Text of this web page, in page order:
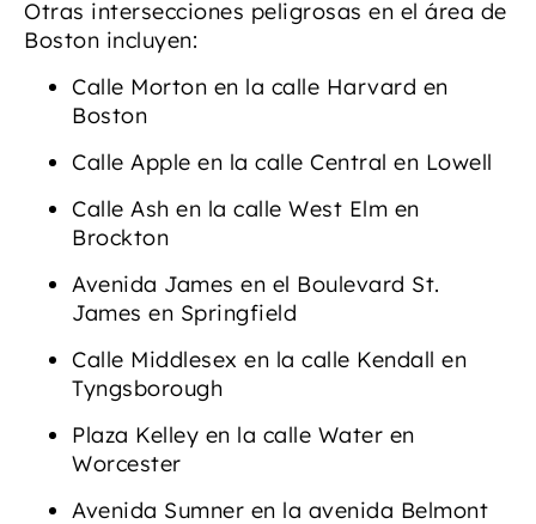
Otras intersecciones peligrosas en el área de
Boston incluyen:
Calle Morton en la calle Harvard en
Boston
Calle Apple en la calle Central en Lowell
Calle Ash en la calle West Elm en
Brockton
Avenida James en el Boulevard St.
James en Springfield
Calle Middlesex en la calle Kendall en
Tyngsborough
Plaza Kelley en la calle Water en
Worcester
Avenida Sumner en la avenida Belmont